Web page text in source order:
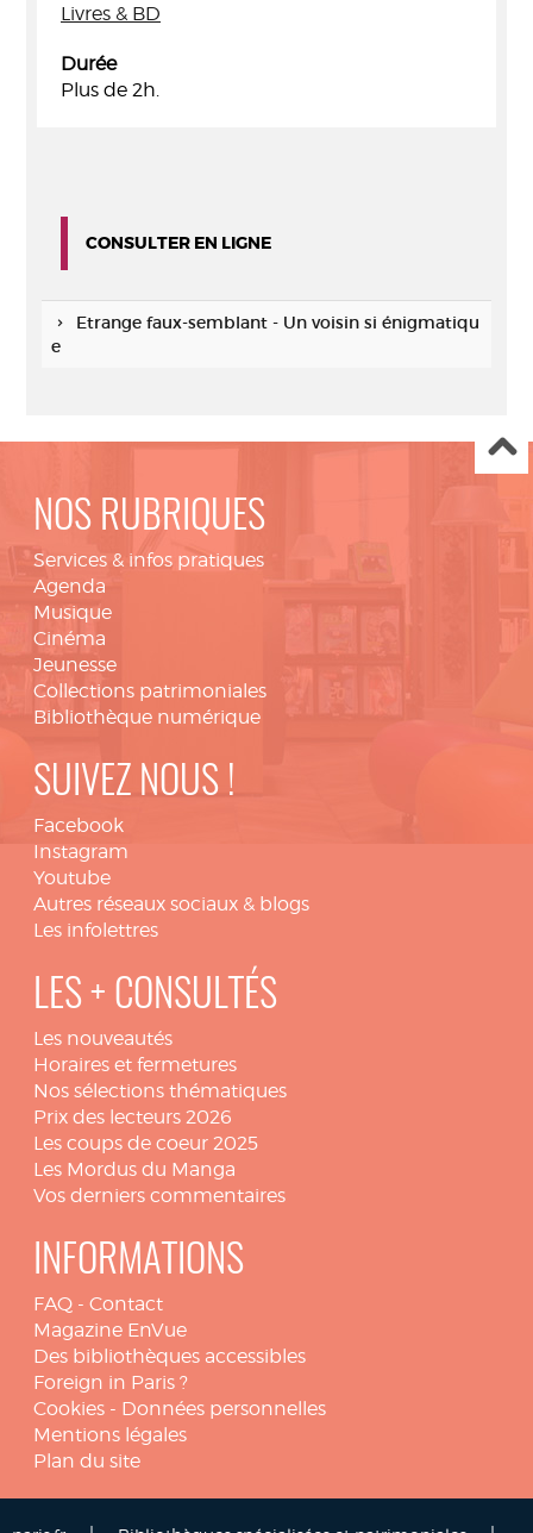
Livres & BD
Durée
Plus de 2h.
CONSULTER EN LIGNE
Etrange faux-semblant - Un voisin si énigmatiqu
e
NOS RUBRIQUES
Services & infos pratiques
Agenda
Musique
Cinéma
Jeunesse
Collections patrimoniales
Bibliothèque numérique
SUIVEZ NOUS !
Facebook
Instagram
Youtube
Autres réseaux sociaux & blogs
Les infolettres
LES + CONSULTÉS
Les nouveautés
Horaires et fermetures
Nos sélections thématiques
Prix des lecteurs 2026
Les coups de coeur 2025
Les Mordus du Manga
Vos derniers commentaires
INFORMATIONS
FAQ - Contact
Magazine EnVue
Des bibliothèques accessibles
Foreign in Paris ?
Cookies - Données personnelles
Mentions légales
Plan du site